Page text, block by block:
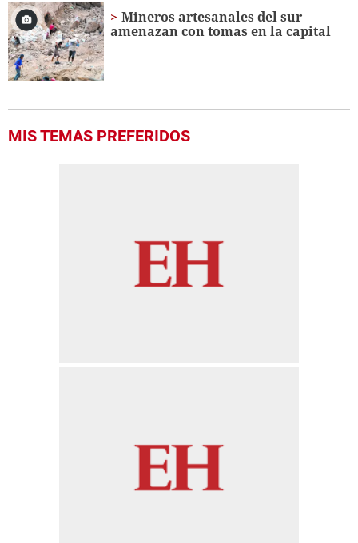
57
seconds
Mineros artesanales del sur
amenazan con tomas en la capital
MIS TEMAS PREFERIDOS